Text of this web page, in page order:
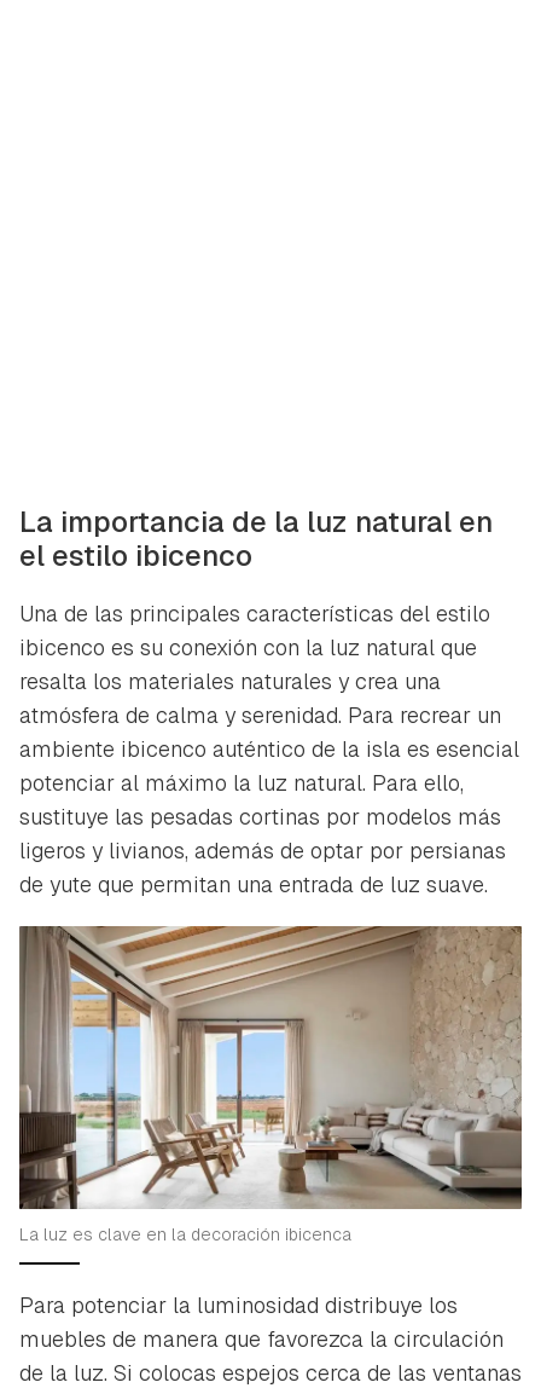
La importancia de la luz natural en
el estilo ibicenco
Una de las principales características del estilo
ibicenco es su conexión con la luz natural que
resalta los materiales naturales y crea una
atmósfera de calma y serenidad. Para recrear un
ambiente ibicenco auténtico de la isla es esencial
potenciar al máximo la luz natural. Para ello,
sustituye las pesadas cortinas por modelos más
ligeros y livianos, además de optar por persianas
de yute que permitan una entrada de luz suave.
La luz es clave en la decoración ibicenca
Para potenciar la luminosidad distribuye los
muebles de manera que favorezca la circulación
de la luz. Si colocas espejos cerca de las ventanas